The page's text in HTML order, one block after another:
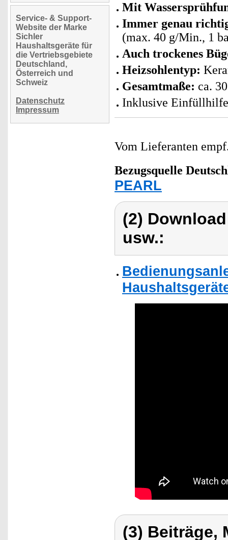
Service- & Support-
Website der Marke
Sichler
Haushaltsgeräte für
die Vertriebsgebiete
Deutschland,
Österreich und
Schweiz
Datenschutz
Impressum
Mit
Immer genau
(max. 40 g/Min., 1
Auch trockenes
Heizsohlentyp:
Gesamtmaße: ca.
Inklusive
Vom Lieferanten
Bezugsquelle
PEARL
(2)
usw.:
(3) Beiträge,